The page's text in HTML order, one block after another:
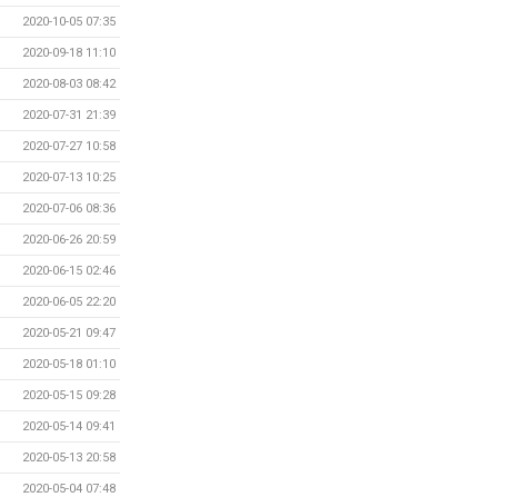
2020-10-05 07:35
2020-09-18 11:10
2020-08-03 08:42
2020-07-31 21:39
2020-07-27 10:58
2020-07-13 10:25
2020-07-06 08:36
2020-06-26 20:59
2020-06-15 02:46
2020-06-05 22:20
2020-05-21 09:47
2020-05-18 01:10
2020-05-15 09:28
2020-05-14 09:41
2020-05-13 20:58
2020-05-04 07:48